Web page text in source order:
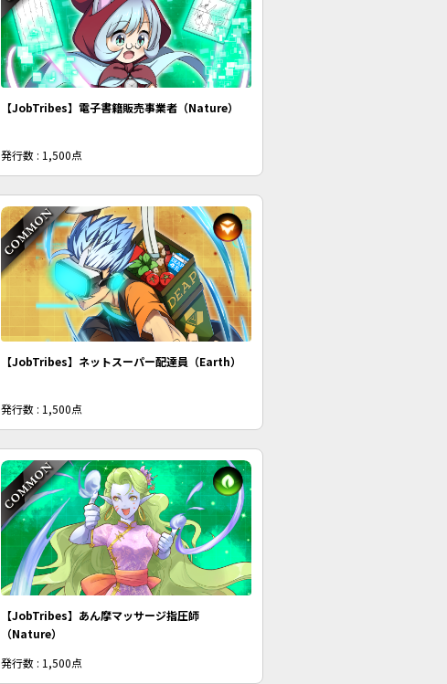
【JobTribes】電子書籍販売事業者（Nature）
発行数 : 1,500点
【JobTribes】ネットスーパー配達員（Earth）
発行数 : 1,500点
【JobTribes】あん摩マッサージ指圧師
（Nature）
発行数 : 1,500点